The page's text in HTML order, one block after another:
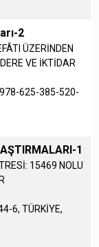
2
ÜZERİNDEN
VE İKTİDAR
978-625-385-520-
1
15469 NOLU
6, TÜRKİYE,